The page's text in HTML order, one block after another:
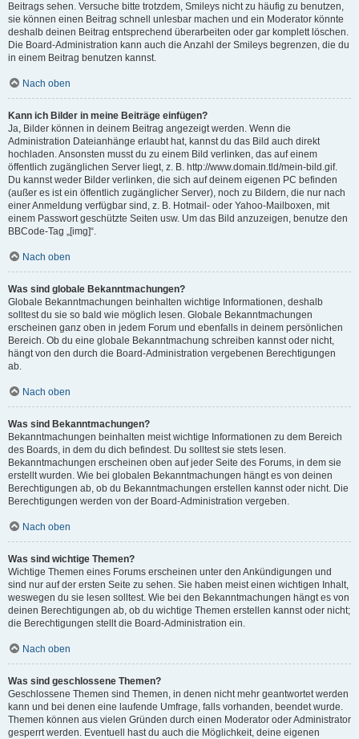
Beitrags sehen. Versuche bitte trotzdem, Smileys nicht zu häufig zu benutzen,
sie können einen Beitrag schnell unlesbar machen und ein Moderator könnte
deshalb deinen Beitrag entsprechend überarbeiten oder gar komplett löschen.
Die Board-Administration kann auch die Anzahl der Smileys begrenzen, die du
in einem Beitrag benutzen kannst.
Nach oben
Kann ich Bilder in meine Beiträge einfügen?
Ja, Bilder können in deinem Beitrag angezeigt werden. Wenn die
Administration Dateianhänge erlaubt hat, kannst du das Bild auch direkt
hochladen. Ansonsten musst du zu einem Bild verlinken, das auf einem
öffentlich zugänglichen Server liegt, z. B. http://www.domain.tld/mein-bild.gif.
Du kannst weder Bilder verlinken, die sich auf deinem eigenen PC befinden
(außer es ist ein öffentlich zugänglicher Server), noch zu Bildern, die nur nach
einer Anmeldung verfügbar sind, z. B. Hotmail- oder Yahoo-Mailboxen, mit
einem Passwort geschützte Seiten usw. Um das Bild anzuzeigen, benutze den
BBCode-Tag „[img]“.
Nach oben
Was sind globale Bekanntmachungen?
Globale Bekanntmachungen beinhalten wichtige Informationen, deshalb
solltest du sie so bald wie möglich lesen. Globale Bekanntmachungen
erscheinen ganz oben in jedem Forum und ebenfalls in deinem persönlichen
Bereich. Ob du eine globale Bekanntmachung schreiben kannst oder nicht,
hängt von den durch die Board-Administration vergebenen Berechtigungen
ab.
Nach oben
Was sind Bekanntmachungen?
Bekanntmachungen beinhalten meist wichtige Informationen zu dem Bereich
des Boards, in dem du dich befindest. Du solltest sie stets lesen.
Bekanntmachungen erscheinen oben auf jeder Seite des Forums, in dem sie
erstellt wurden. Wie bei globalen Bekanntmachungen hängt es von deinen
Berechtigungen ab, ob du Bekanntmachungen erstellen kannst oder nicht. Die
Berechtigungen werden von der Board-Administration vergeben.
Nach oben
Was sind wichtige Themen?
Wichtige Themen eines Forums erscheinen unter den Ankündigungen und
sind nur auf der ersten Seite zu sehen. Sie haben meist einen wichtigen Inhalt,
weswegen du sie lesen solltest. Wie bei den Bekanntmachungen hängt es von
deinen Berechtigungen ab, ob du wichtige Themen erstellen kannst oder nicht;
die Berechtigungen stellt die Board-Administration ein.
Nach oben
Was sind geschlossene Themen?
Geschlossene Themen sind Themen, in denen nicht mehr geantwortet werden
kann und bei denen eine laufende Umfrage, falls vorhanden, beendet wurde.
Themen können aus vielen Gründen durch einen Moderator oder Administrator
gesperrt werden. Eventuell hast du auch die Möglichkeit, deine eigenen